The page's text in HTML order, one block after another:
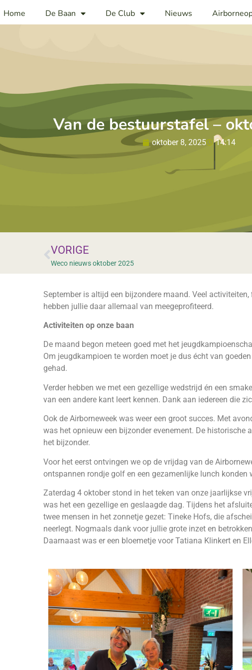
Home De Baan De Club Nieuws
Van de bestuurstafel –
oktober 8, 2025 14:14
VORIGE
Weco nieuws oktober 2025
September is altijd een bijzondere maand. Veel
hebben jullie daar allemaal van meegeprofiteerd.
Activiteiten op onze baan
De maand begon meteen goed met het
Om jeugdkampioen te worden moet je dus écht van
gehad.
Verder hebben we met een gezellige wedstrijd én een
van een andere kant leert kennen. Dank aan iedereen die
Ook de Airborneweek was weer een groot succes. Met
was het opnieuw een bijzonder evenement. De
het bijzonder.
Voor het eerst ontvingen we op de vrijdag van de
ontspannen rondje golf en een gezamenlijke lunch
Zaterdag 4 oktober stond in het teken van onze jaarlijkse
was het een gezellige en geslaagde dag. Tijdens het
twee mensen in het zonnetje gezet: Tineke Hofs, die
neerlegt. Nogmaals dank voor jullie grote inzet en
Daarnaast was er een bloemetje voor Tatiana Klinkert en